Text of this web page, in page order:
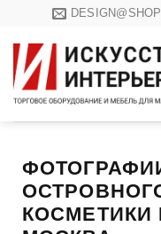
content
КОСМЕТИКИ